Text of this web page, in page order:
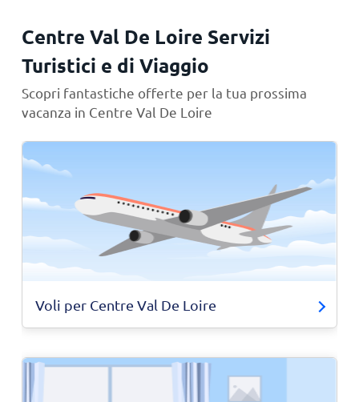
Centre Val De Loire Servizi
Turistici e di Viaggio
Scopri fantastiche offerte per la tua prossima
vacanza in Centre Val De Loire
Voli per Centre Val De Loire